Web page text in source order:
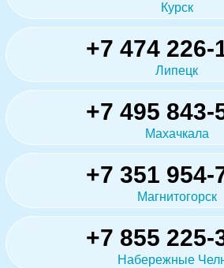
Курск
+7 474 226-
Липецк
+7 495 843-
Махачкала
+7 351 954-
Магнитогорск
+7 855 225-
Набережные